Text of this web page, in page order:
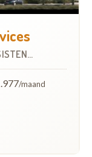
/maand